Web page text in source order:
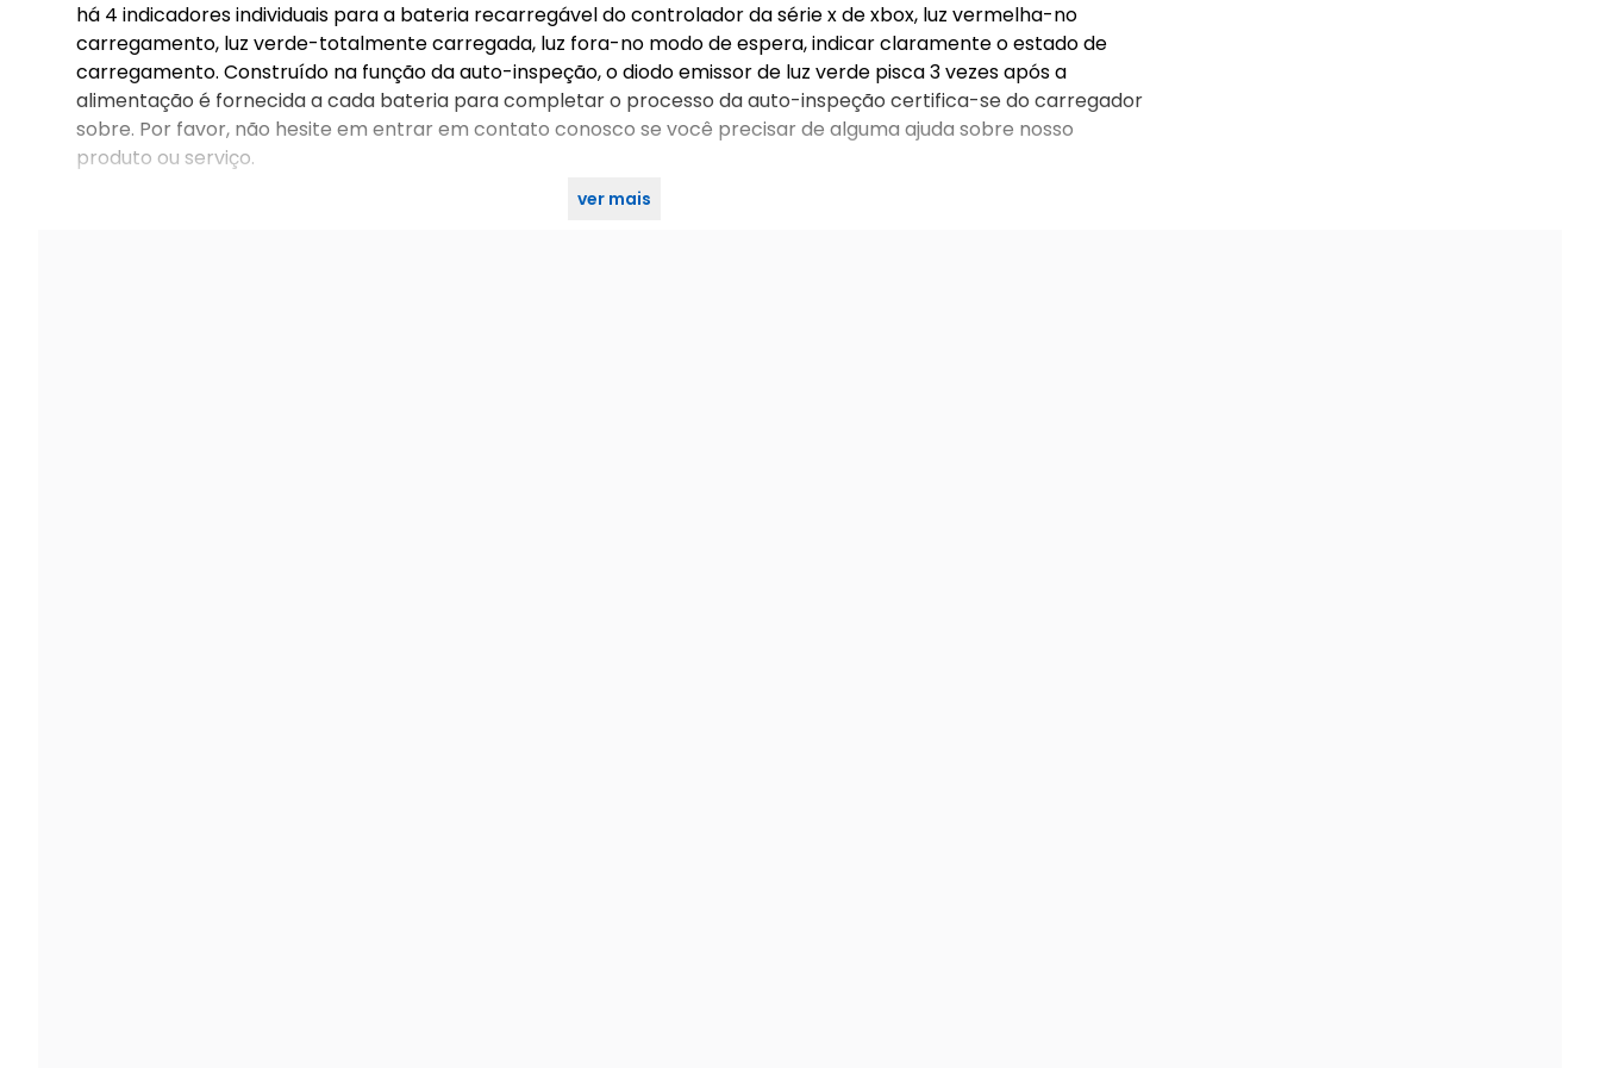
há 4 indicadores individuais para a bateria recarregável do controlador da série x de xbox, luz vermelha-no
carregamento, luz verde-totalmente carregada, luz fora-no modo de espera, indicar claramente o estado de
carregamento. Construído na função da auto-inspeção, o diodo emissor de luz verde pisca 3 vezes após a
alimentação é fornecida a cada bateria para completar o processo da auto-inspeção certifica-se do carregador
sobre. Por favor, não hesite em entrar em contato conosco se você precisar de alguma ajuda sobre nosso
produto ou serviço.
ver mais